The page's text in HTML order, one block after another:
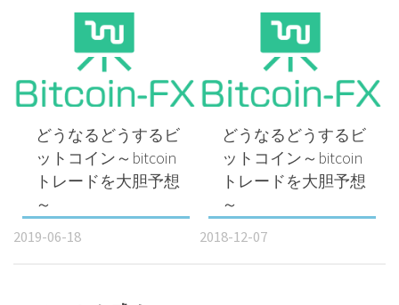
どうなるどうするビ
ットコイン～bitcoin
トレードを大胆予想
～
2019-06-18
どうなるどうするビ
ットコイン～bitcoin
トレードを大胆予想
～
2018-12-07